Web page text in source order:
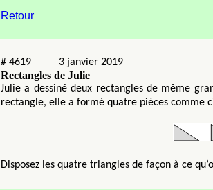
Retour
# 4619 3 janvier 2019
Rectangles de Julie
Julie a dessiné deux rectangles de même
rectangle, elle a formé quatre pièces comme
Disposez les quatre triangles de façon à ce